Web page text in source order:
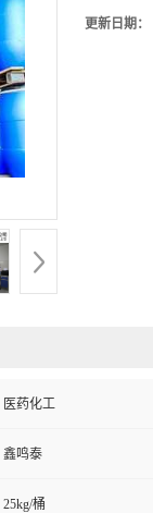
更新日期：
医药化工
鑫鸣泰
25kg/桶